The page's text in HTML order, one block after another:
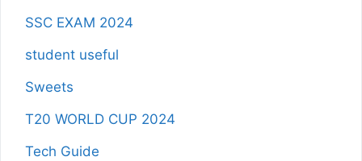
SSC EXAM 2024
student useful
Sweets
T20 WORLD CUP 2024
Tech Guide